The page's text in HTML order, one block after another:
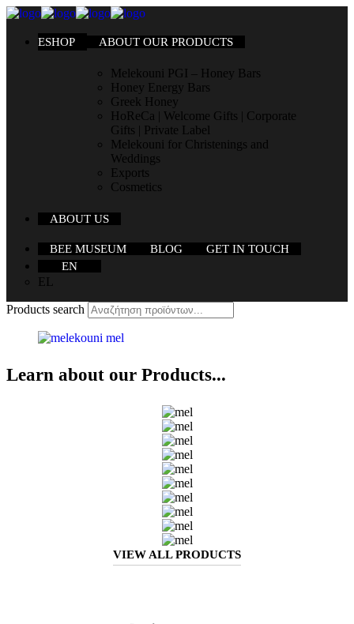
ESHOP ABOUT OUR PRODUCTS
Melekouni PGI – Honey Bars
Honey Energy Bars
Greek Honey
HoReCa | Welcome Gifts | Corporate
Gifts | Private Label
Melekouni for Christenings and
Weddings
Exports
Cosmetics
ABOUT US
BEE MUSEUM BLOG
GET IN TOUCH
EN
EL
Products search
Learn about our Products...
VIEW ALL PRODUCTS